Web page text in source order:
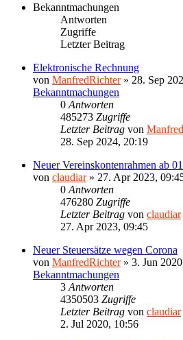
Bekanntmachungen
Antworten
Zugriffe
Letzter Beitrag
Elektronische Rechnung
von ManfredRichter» 28. Sep
Bekanntmachungen
0 Antworten
485273 Zugriffe
Letzter Beitrag von
28. Sep 2024, 20:19
Neuer Vereinskontenrahmen ab
von claudiar» 27. Apr 2023,
0 Antworten
476280 Zugriffe
Letzter Beitrag von claudiar
27. Apr 2023, 09:45
Neuer Steuersätze wegen Corona
von ManfredRichter» 3. Jun
Bekanntmachungen
3 Antworten
4350503 Zugriffe
Letzter Beitrag von claudiar
2. Jul 2020, 10:56